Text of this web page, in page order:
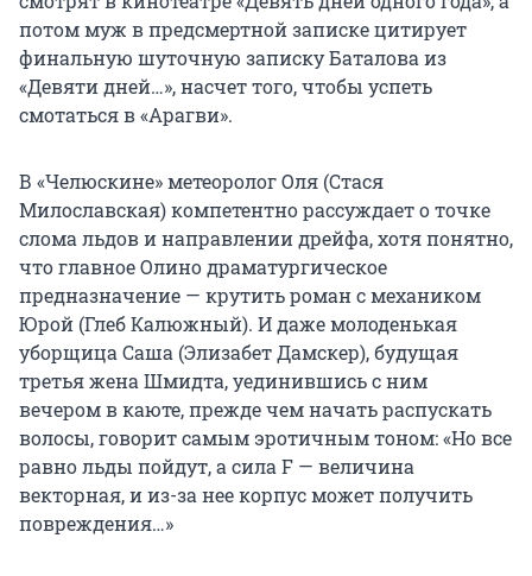
потом муж в предсмертной записке цитирует
финальную шуточную записку Баталова из
«Девяти дней…», насчет того, чтобы успеть
смотаться в «Арагви».
В «Челюскине» метеоролог Оля (Стася
Милославская) компетентно рассуждает о точке
слома льдов и направлении дрейфа, хотя понятно,
что главное Олино драматургическое
предназначение — крутить роман с механиком
Юрой (Глеб Калюжный). И даже молоденькая
уборщица Саша (Элизабет Дамскер), будущая
третья жена Шмидта, уединившись с ним
вечером в каюте, прежде чем начать распускать
волосы, говорит самым эротичным тоном: «Но все
равно льды пойдут, а сила F — величина
векторная, и из-за нее корпус может получить
повреждения…»